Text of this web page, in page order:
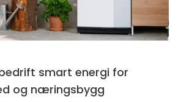
energi for
og næringsbygg